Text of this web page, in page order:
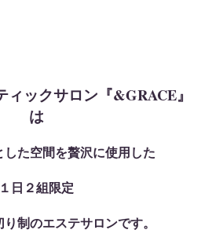
しま
す。
ックサロン『&GRACE』
は
た空間を贅沢に使用した
１日２組限定
制のエステサロンです。